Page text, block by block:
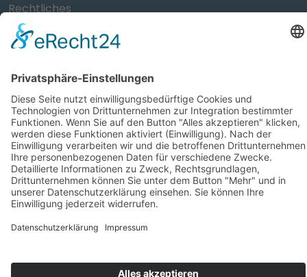
Rechtliches
Impressum
Datenschutz
Widerrufsrecht
Unsere Mission
Wir für Deinen Verein!